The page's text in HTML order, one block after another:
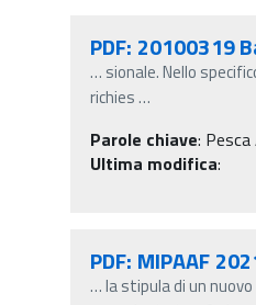
PDF: 20100319
… sionale. Nello
richies…
Parole chiave:
Ultima modifica:
PDF: MIPAAF
…la stipula di un